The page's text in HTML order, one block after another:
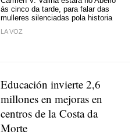
ás cinco da tarde, para falar das
mulleres silenciadas pola historia
LA VOZ
Educación invierte 2,6
millones en mejoras en
centros de la Costa da
Morte